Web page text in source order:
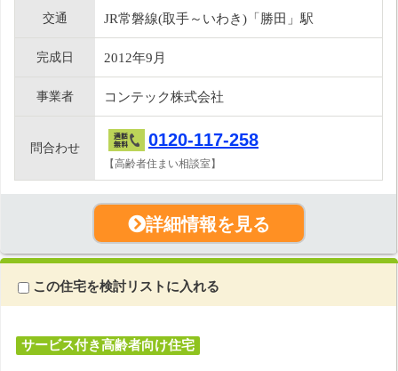
交通 JR常磐線(取手～いわき)「勝田」駅
完成日 2012年9月
事業者 コンテック株式会社
問合わせ 0120-117-258
【高齢者住まい相談室】
詳細情報を見る
この住宅を検討リストに入れる
サービス付き高齢者向け住宅